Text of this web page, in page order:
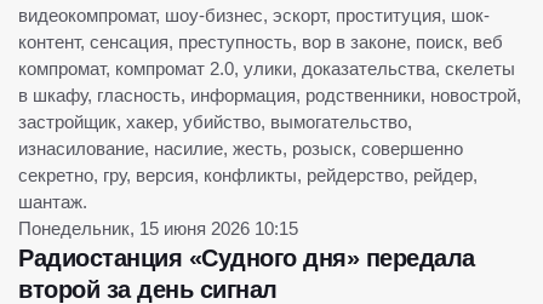
видеокомпромат, шоу-бизнес, эскорт, проституция, шок-
контент, сенсация, преступность, вор в законе, поиск, веб
компромат, компромат 2.0, улики, доказательства, скелеты
в шкафу, гласность, информация, родственники, новострой,
застройщик, хакер, убийство, вымогательство,
изнасилование, насилие, жесть, розыск, совершенно
секретно, гру, версия, конфликты, рейдерство, рейдер,
шантаж.
Понедельник, 15 июня 2026 10:15
Радиостанция «Судного дня» передала
второй за день сигнал